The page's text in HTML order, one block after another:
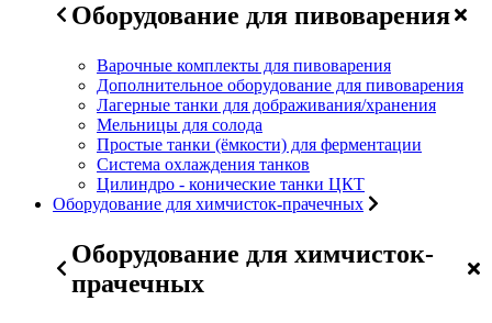
Оборудование для пивоварения
Варочные комплекты для пивоварения
Дополнительное оборудование для пивоварения
Лагерные танки для дображивания/хранения
Мельницы для солода
Простые танки (ёмкости) для ферментации
Система охлаждения танков
Цилиндро - конические танки ЦКТ
Оборудование для химчисток-прачечных
Оборудование для химчисток-
прачечных